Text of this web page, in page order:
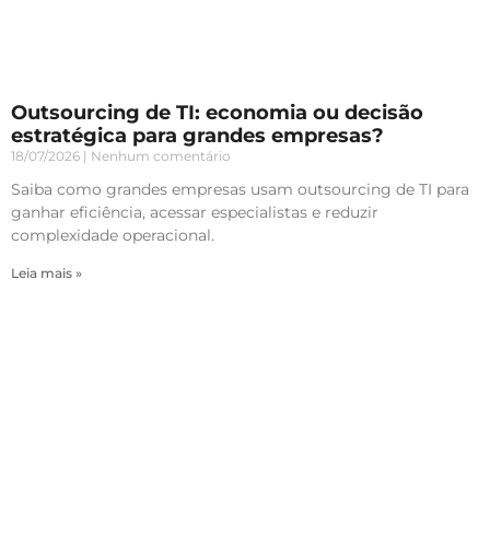
Outsourcing de TI: economia ou decisão
estratégica para grandes empresas?
18/07/2026 Nenhum comentário
Saiba como grandes empresas usam outsourcing de TI para
ganhar eficiência, acessar especialistas e reduzir
complexidade operacional.
Leia mais »